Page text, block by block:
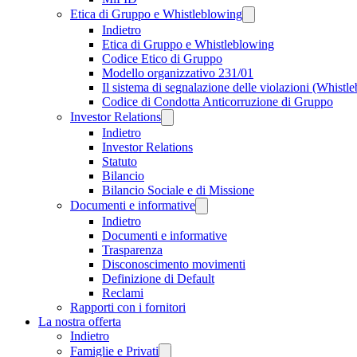
Etica di Gruppo e Whistleblowing
Indietro
Etica di Gruppo e Whistleblowing
Codice Etico di Gruppo
Modello organizzativo 231/01
Il sistema di segnalazione delle violazioni
Codice di Condotta Anticorruzione di Gruppo
Investor Relations
Indietro
Investor Relations
Statuto
Bilancio
Bilancio Sociale e di Missione
Documenti e informative
Indietro
Documenti e informative
Trasparenza
Disconoscimento movimenti
Definizione di Default
Reclami
Rapporti con i fornitori
La nostra offerta
Indietro
Famiglie e Privati